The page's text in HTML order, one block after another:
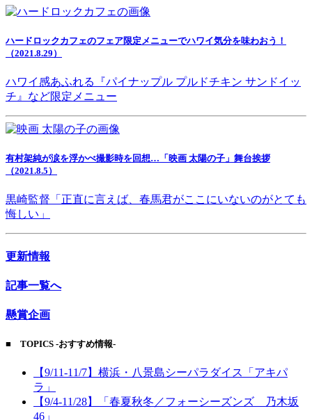
ハードロックカフェのフェア限定メニューでハワイ気分を味わおう！
（2021.8.29）
ハワイ感あふれる『パイナップル プルドチキン サンドイッ
チ』など限定メニュー
有村架純が涙を浮かべ撮影時を回想…「映画 太陽の子」舞台挨拶
（2021.8.5）
黒崎監督「正直に言えば、春馬君がここにいないのがとても
悔しい」
更新情報
記事一覧へ
懸賞企画
■ TOPICS -おすすめ情報-
【9/11-11/7】横浜・八景島シーパラダイス「アキパ
ラ」
【9/4-11/28】「春夏秋冬／フォーシーズンズ 乃木坂
46」